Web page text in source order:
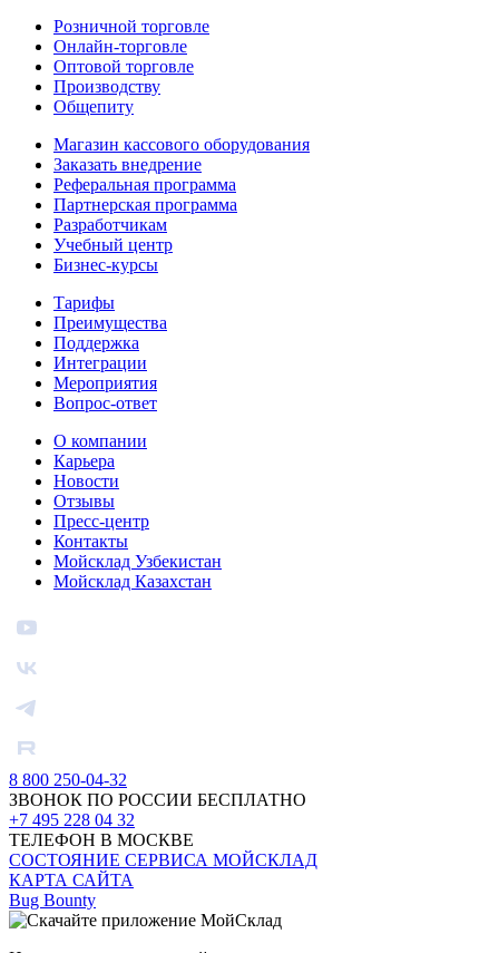
Розничной торговле
Онлайн-торговле
Оптовой торговле
Производству
Общепиту
Магазин кассового оборудования
Заказать внедрение
Реферальная программа
Партнерская программа
Разработчикам
Учебный центр
Бизнес‑курсы
Тарифы
Преимущества
Поддержка
Интеграции
Мероприятия
Вопрос-ответ
О компании
Карьера
Новости
Отзывы
Пресс-центр
Контакты
Мойсклад Узбекистан
Мойсклад Казахстан
8 800 250-04-32
ЗВОНОК ПО РОССИИ БЕСПЛАТНО
+7 495 228 04 32
ТЕЛЕФОН В МОСКВЕ
СОСТОЯНИЕ СЕРВИСА МОЙСКЛАД
КАРТА САЙТА
Bug Bounty